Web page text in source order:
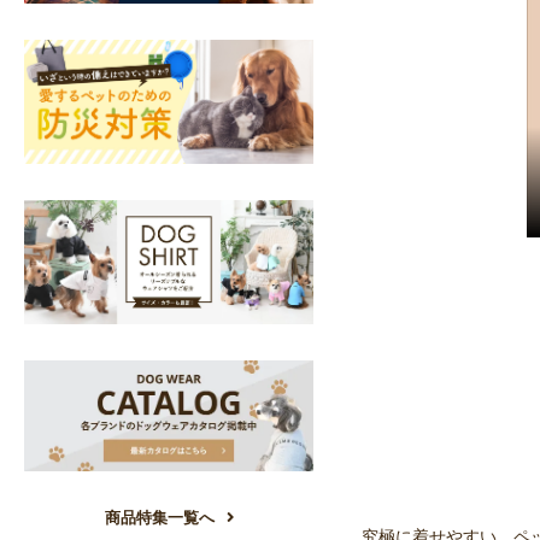
商品特集一覧へ